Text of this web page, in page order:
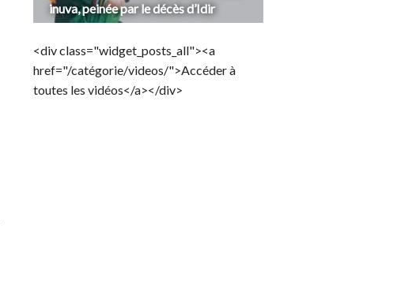
inuva, peinée par le décès d’Idir
<div class="widget_posts_all"><a
href="/catégorie/videos/">Accéder à
toutes les vidéos</a></div>